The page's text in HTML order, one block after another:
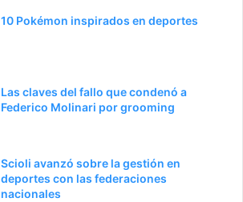
10 Pokémon inspirados en deportes
Las claves del fallo que condenó a
Federico Molinari por grooming
Scioli avanzó sobre la gestión en
deportes con las federaciones
nacionales